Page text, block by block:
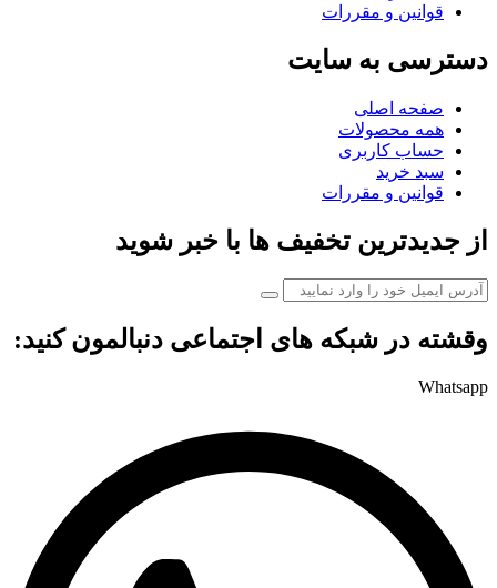
قوانین و مقررات
دسترسی به سایت
صفحه اصلی
همه محصولات
حساب کاربری
سبد خرید
قوانین و مقررات
از جدیدترین تخفیف ها با خبر شوید
وقشته در شبکه های اجتماعی دنبالمون کنید:
Whatsapp